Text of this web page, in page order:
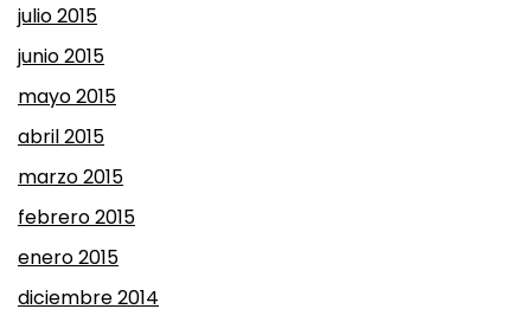
julio 2015
junio 2015
mayo 2015
abril 2015
marzo 2015
febrero 2015
enero 2015
diciembre 2014